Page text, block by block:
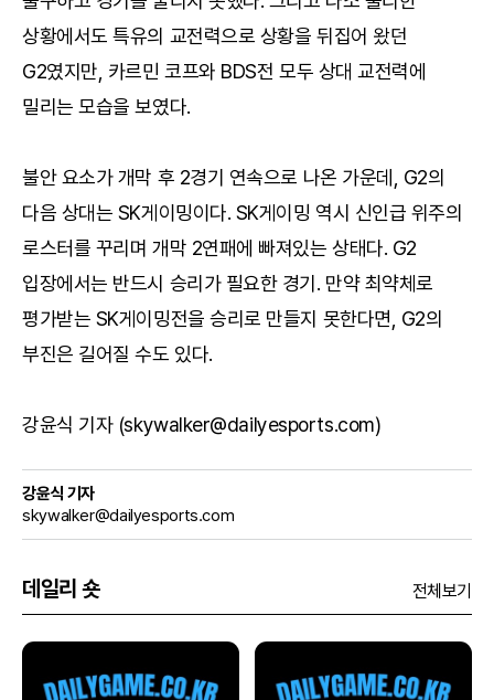
상황에서도 특유의 교전력으로 상황을 뒤집어 왔던
G2였지만, 카르민 코프와 BDS전 모두 상대 교전력에
밀리는 모습을 보였다.
불안 요소가 개막 후 2경기 연속으로 나온 가운데, G2의
다음 상대는 SK게이밍이다. SK게이밍 역시 신인급 위주의
로스터를 꾸리며 개막 2연패에 빠져있는 상태다. G2
입장에서는 반드시 승리가 필요한 경기. 만약 최약체로
평가받는 SK게이밍전을 승리로 만들지 못한다면, G2의
부진은 길어질 수도 있다.
강윤식 기자 (skywalker@dailyesports.com)
강윤식 기자
skywalker@dailyesports.com
데일리 숏 전체보기